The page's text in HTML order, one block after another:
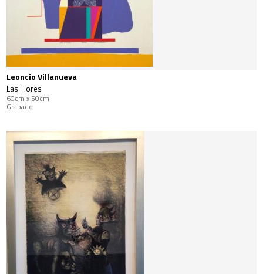
Leoncio Villanueva
Las Flores
60cm x 50cm
Grabado